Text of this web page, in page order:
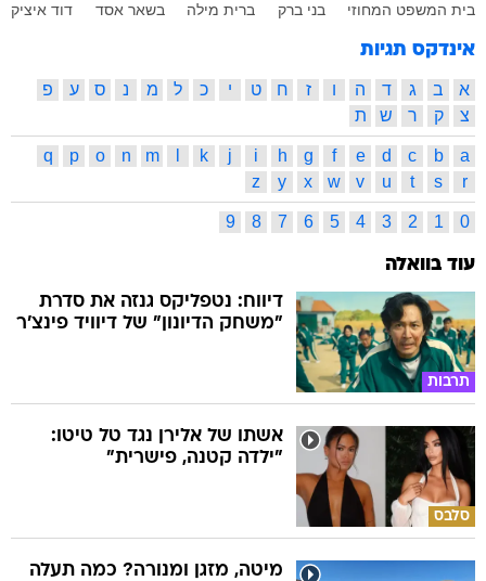
בית המשפט המחוזי
בני ברק ברית מילה בשאר אסד דוד איציק
אינדקס תגיות
א ב ג ד ה ו ז ח ט י כ ל מ נ ס ע
פ
צ
ק ר ש ת
a
b
c
d
e
f
g
h
i
j
k
m
n
o
p
q
r
s
t
u
v
w
x
y
z
0
1
2
3
4
5
6
7
8
9
עוד בוואלה
תרבות
דיווח: נטפליקס גנזה את סדרת
"משחק הדיונון" של דיוויד פינצ'ר
סלבס
אשתו של אלירן נגד טל טיטו:
"ילדה קטנה, פישרית"
מיטה, מזגן ומנורה? כמה תעלה